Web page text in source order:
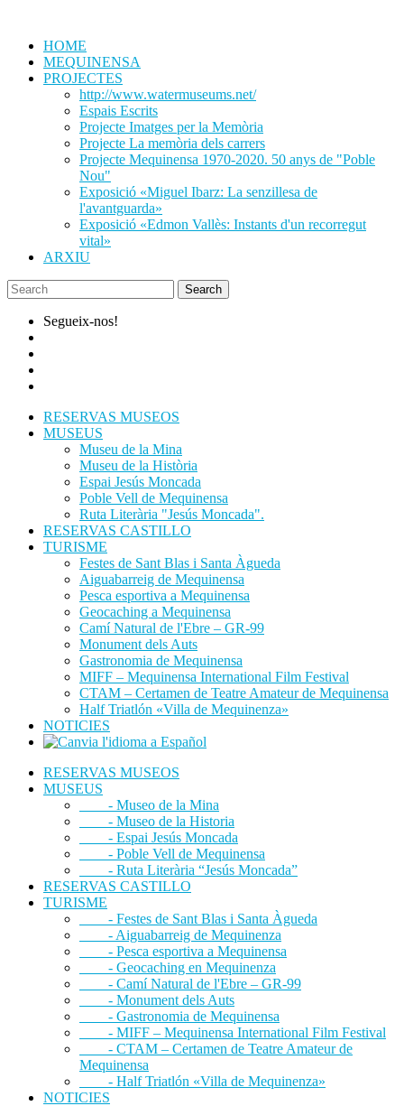
contentHOME
MEQUINENSA
PROJECTES
http://www.watermuseums.net/
Espais Escrits
Projecte Imatges per la Memòria
Projecte La memòria dels carrers
Projecte Mequinensa 1970-2020. 50 anys de "Poble
Nou"
Exposició «Miguel Ibarz: La senzillesa de
l'avantguarda»
Exposició «Edmon Vallès: Instants d'un recorregut
vital»
ARXIU
Segueix-nos!
RESERVAS MUSEOS
MUSEUS
Museu de la Mina
Museu de la Història
Espai Jesús Moncada
Poble Vell de Mequinensa
Ruta Literària "Jesús Moncada".
RESERVAS CASTILLO
TURISME
Festes de Sant Blas i Santa Àgueda
Aiguabarreig de Mequinensa
Pesca esportiva a Mequinensa
Geocaching a Mequinensa
Camí Natural de l'Ebre – GR-99
Monument dels Auts
Gastronomia de Mequinensa
MIFF – Mequinensa International Film Festival
CTAM – Certamen de Teatre Amateur de Mequinensa
Half Triatlón «Villa de Mequinenza»
NOTICIES
RESERVAS MUSEOS
MUSEUS
- Museo de la Mina
- Museo de la Historia
- Espai Jesús Moncada
- Poble Vell de Mequinensa
- Ruta Literària “Jesús Moncada”
RESERVAS CASTILLO
TURISME
- Festes de Sant Blas i Santa Àgueda
- Aiguabarreig de Mequinenza
- Pesca esportiva a Mequinensa
- Geocaching en Mequinenza
- Camí Natural de l'Ebre – GR-99
- Monument dels Auts
- Gastronomia de Mequinensa
- MIFF – Mequinensa International Film Festival
- CTAM – Certamen de Teatre Amateur de
Mequinensa
- Half Triatlón «Villa de Mequinenza»
NOTICIES